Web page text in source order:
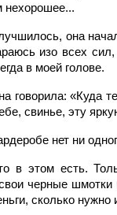
нехорошее...
она
изо всех
в моей голове.
говорила:
свинье, эту
нет ни
в этом есть.
черные
сколько нужно